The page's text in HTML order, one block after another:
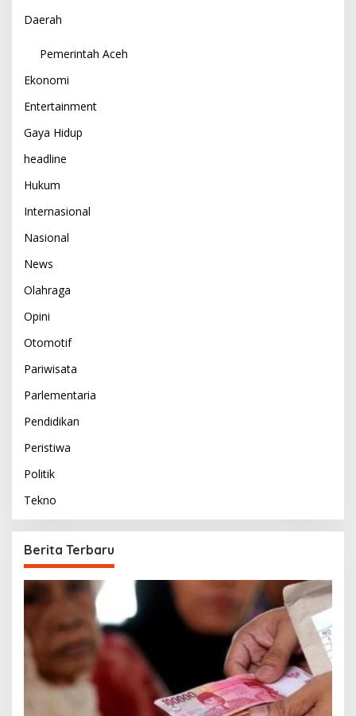
Daerah
Pemerintah Aceh
Ekonomi
Entertainment
Gaya Hidup
headline
Hukum
Internasional
Nasional
News
Olahraga
Opini
Otomotif
Pariwisata
Parlementaria
Pendidikan
Peristiwa
Politik
Tekno
Berita Terbaru